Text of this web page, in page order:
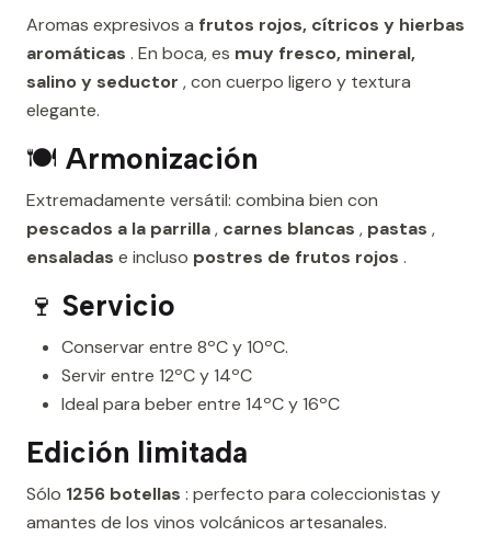
Aromas expresivos a frutos rojos, cítricos y hierbas
aromáticas . En boca, es muy fresco, mineral,
salino y seductor , con cuerpo ligero y textura
elegante.
🍽️ Armonización
Extremadamente versátil: combina bien con
pescados a la parrilla, carnes blancas , pastas ,
ensaladas e incluso postres de frutos rojos .
🍷 Servicio
Conservar entre 8ºC y 10ºC.
Servir entre 12ºC y 14ºC
Ideal para beber entre 14ºC y 16ºC
Edición limitada
Sólo 1256 botellas : perfecto para coleccionistas y
amantes de los vinos volcánicos artesanales.